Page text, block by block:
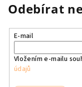
Odebírat
E-mail
Vložením e-mailu
údajů